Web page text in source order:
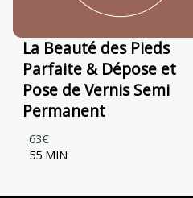
La Beauté des Pieds
Parfaite & Dépose et
Pose de Vernis Semi
Permanent
63€
55 MIN